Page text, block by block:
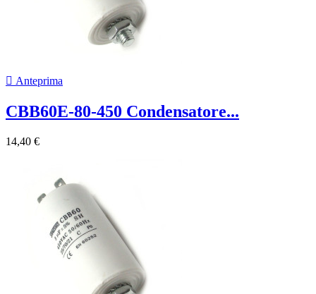
 Anteprima
CBB60E-80-450 Condensatore...
14,40 €